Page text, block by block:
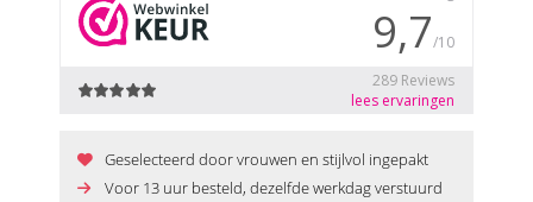
Geselecteerd door vrouwen en stijlvol ingepakt
Voor 13 uur besteld, dezelfde werkdag verstuurd